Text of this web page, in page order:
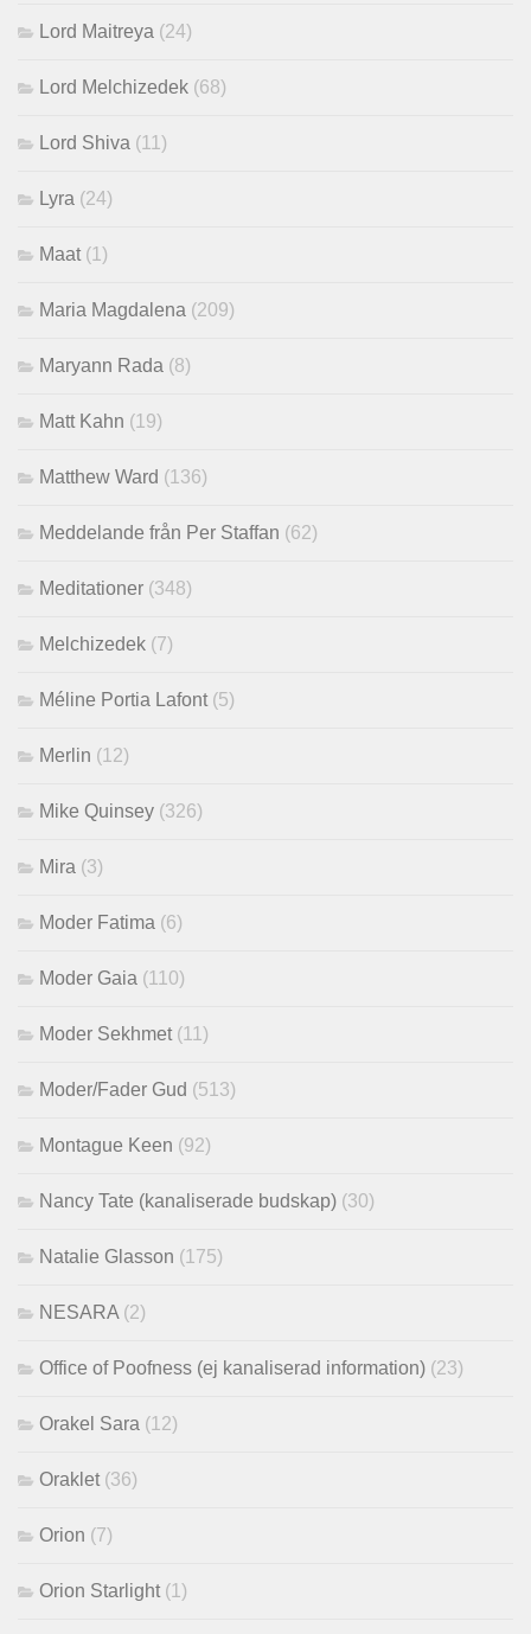
Lord Maitreya (24)
Lord Melchizedek (68)
Lord Shiva (11)
Lyra (24)
Maat (1)
Maria Magdalena (209)
Maryann Rada (8)
Matt Kahn (19)
Matthew Ward (136)
Meddelande från Per Staffan (62)
Meditationer (348)
Melchizedek (7)
Méline Portia Lafont (5)
Merlin (12)
Mike Quinsey (326)
Mira (3)
Moder Fatima (6)
Moder Gaia (110)
Moder Sekhmet (11)
Moder/Fader Gud (513)
Montague Keen (92)
Nancy Tate (kanaliserade budskap) (30)
Natalie Glasson (175)
NESARA (2)
Office of Poofness (ej kanaliserad information) (23)
Orakel Sara (12)
Oraklet (36)
Orion (7)
Orion Starlight (1)